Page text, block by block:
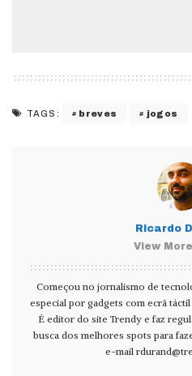
TAGS: breves jogos
Ricardo
View
Começou no jornalismo de
especial por gadgets com ecrã
É editor do site Trendy e faz
busca dos melhores spots para
e-mail